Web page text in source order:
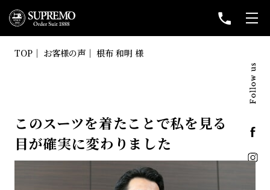
TOP お客様の声 根布 和明 様
このスーツを着たことで私を見る
目が確実に変わりました